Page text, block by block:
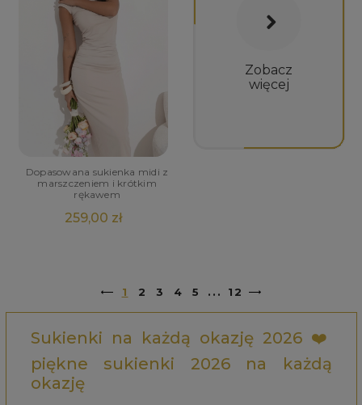
Dopasowana sukienka midi z
marszczeniem i krótkim
rękawem
259,00 zł
Zobacz
więcej
1 2 3 4 5 ... 12
Sukienki na każdą okazję 2026 ❤️
piękne sukienki 2026 na każdą
okazję